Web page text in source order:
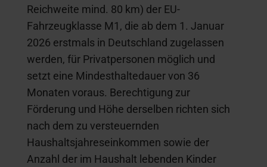
Reichweite mind. 80 km) der EU-
Fahrzeugklasse M1, die ab dem 1. Januar
2026 erstmals in Deutschland zugelassen
werden, für Privatpersonen möglich und
setzt eine Mindesthaltedauer von 36
Monaten voraus. Berechtigung zur
Förderung und Höhe derselben richten sich
nach dem zu versteuernden
Haushaltsjahreseinkommen sowie der
Anzahl der im Haushalt lebenden Kinder